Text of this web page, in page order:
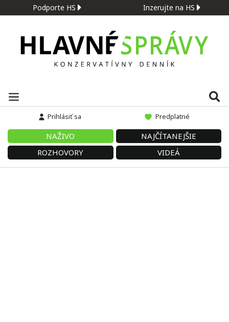
Podporte HS Inzerujte na HS
Prihlásiť sa Predplatné
NAŽIVO
NAJČÍTANEJŠIE
ROZHOVORY
VIDEÁ